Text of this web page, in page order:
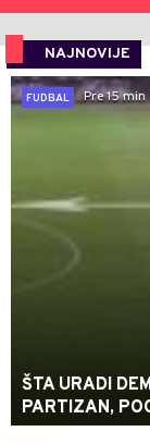
NAJNOVIJE
FUDBAL
Pre 15 min
ŠTA URADI
PARTIZAN,